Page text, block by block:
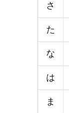
さ
た
な
は
ま